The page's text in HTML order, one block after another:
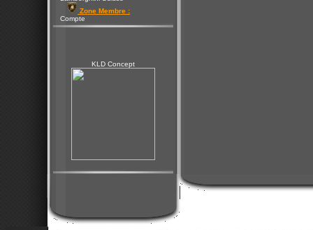
Zone Membre :
Compte
KLD Concept